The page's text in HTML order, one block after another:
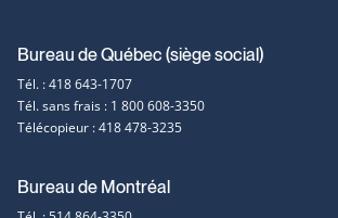
Coordonnées
et
contact
Bureau de Québec (siège social)
Tél. : 418 643-1707
Tél. sans frais : 1 800 608-3350
Télécopieur : 418 478-3235
Bureau de Montréal